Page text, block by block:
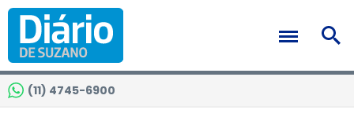
(11) 4745-6900